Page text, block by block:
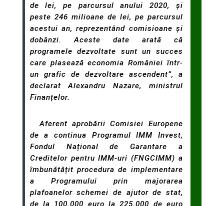
de lei, pe parcursul anului 2020, și
peste 246 milioane de lei, pe parcursul
acestui an, reprezentând comisioane și
dobânzi. Aceste date arată că
programele dezvoltate sunt un succes
care plasează economia României într-
un grafic de dezvoltare ascendent”, a
declarat Alexandru Nazare, ministrul
Finanțelor.
Aferent aprobării Comisiei Europene
de a continua Programul IMM Invest,
Fondul Național de Garantare a
Creditelor pentru IMM-uri (FNGCIMM) a
îmbunătățit procedura de implementare
a Programului prin majorarea
plafoanelor schemei de ajutor de stat,
de la 100.000 euro la 225.000 de euro